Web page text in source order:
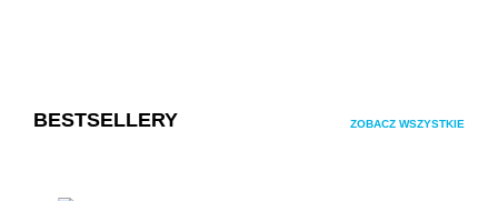
Pomiń galerię produktów
BESTSELLERY ZOBACZ WSZYSTKIE